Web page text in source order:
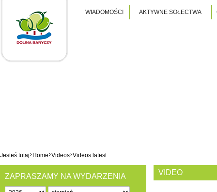
WIADOMOŚCI AKTYWNE SOŁECTWA
Jesteś tutaj›Home›Videos›Videos.latest
ZAPRASZAMY NA WYDARZENIA VIDEO